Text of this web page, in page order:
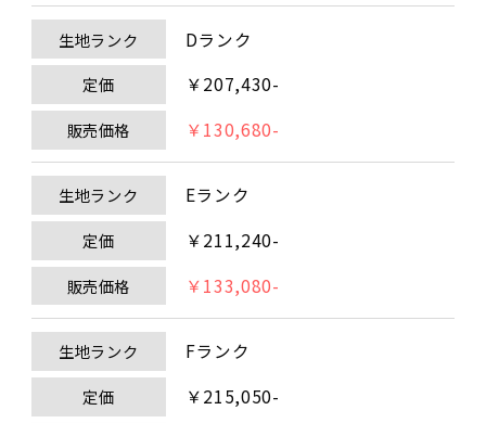
生地ランク Dランク
定価 ￥207,430-
販売価格 ￥130,680-
生地ランク Eランク
定価 ￥211,240-
販売価格 ￥133,080-
生地ランク Fランク
定価 ￥215,050-